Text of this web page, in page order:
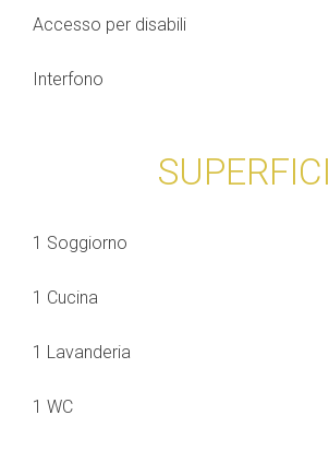
Accesso per disabili
Interfono
SUPERFICI
1 Soggiorno
1 Cucina
1 Lavanderia
1 WC